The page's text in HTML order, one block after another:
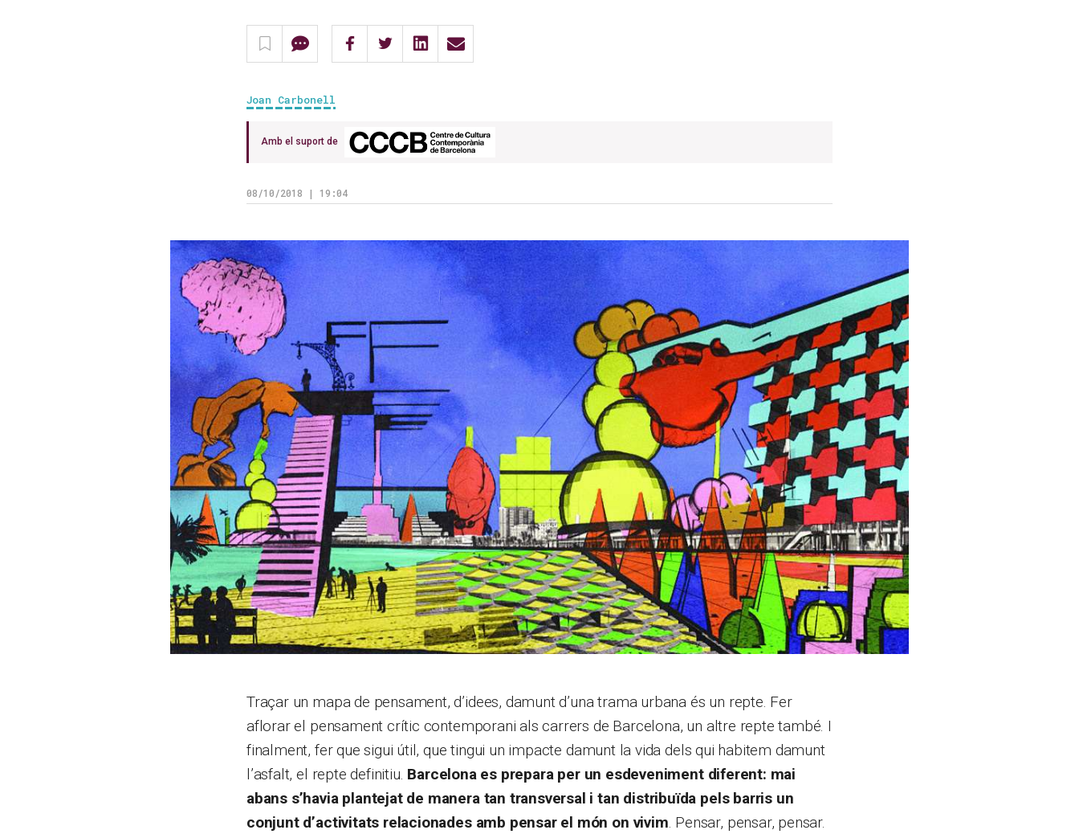
Joan Carbonell
Amb el suport de
08/10/2018 | 19:04
Traçar un mapa de pensament, d’idees, damunt d’una trama urbana és un repte. Fer
aflorar el pensament crític contemporani als carrers de Barcelona, un altre repte també. I
finalment, fer que sigui útil, que tingui un impacte damunt la vida dels qui habitem damunt
l’asfalt, el repte definitiu. Barcelona es prepara per un esdeveniment diferent: mai
abans s’havia plantejat de manera tan transversal i tan distribuïda pels barris un
conjunt d’activitats relacionades amb pensar el món on vivim. Pensar, pensar, pensar.